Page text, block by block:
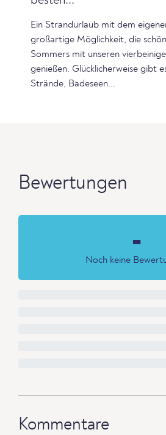
Ein Strandurlaub mit dem
großartige Möglichkeit, die
Sommers mit unseren
genießen. Glücklicherweise gibt
Strände, Badeseen...
Bewertungen
-
Noch keine
Kommentare